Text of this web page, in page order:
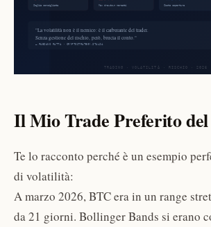
Il Mio Trade Preferito del
Te lo racconto perché è un esempio
di volatilità:
A marzo 2026, BTC era in un range
da 21 giorni. Bollinger Bands si erano